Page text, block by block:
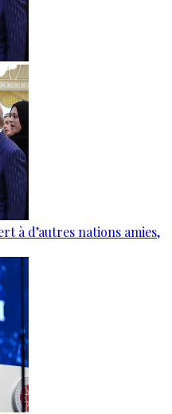
à d’autres nations amies,